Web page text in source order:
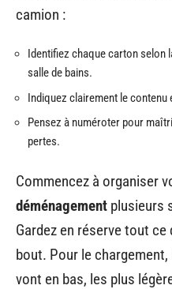
camion :
Identifiez chaque carton selon
salle de bains.
Indiquez clairement le contenu
Pensez à numéroter pour
pertes.
Commencez à organiser
déménagement plusieurs
Gardez en réserve tout
bout. Pour le
vont en bas, les plus